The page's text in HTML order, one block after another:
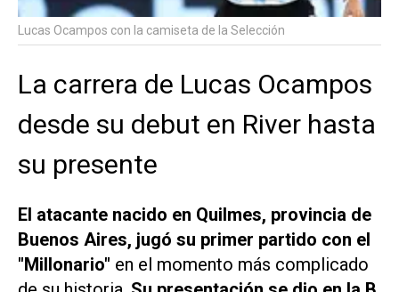
Lucas Ocampos con la camiseta de la Selección
La carrera de Lucas Ocampos
desde su debut en River hasta
su presente
El atacante nacido en Quilmes, provincia de
Buenos Aires, jugó su primer partido con el
"Millonario" en el momento más complicado